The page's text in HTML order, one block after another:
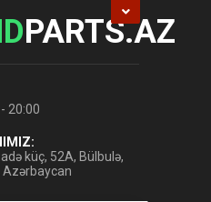
PARTS.AZ
20:00
küç, 52A, Bülbulə,
Azərbaycan